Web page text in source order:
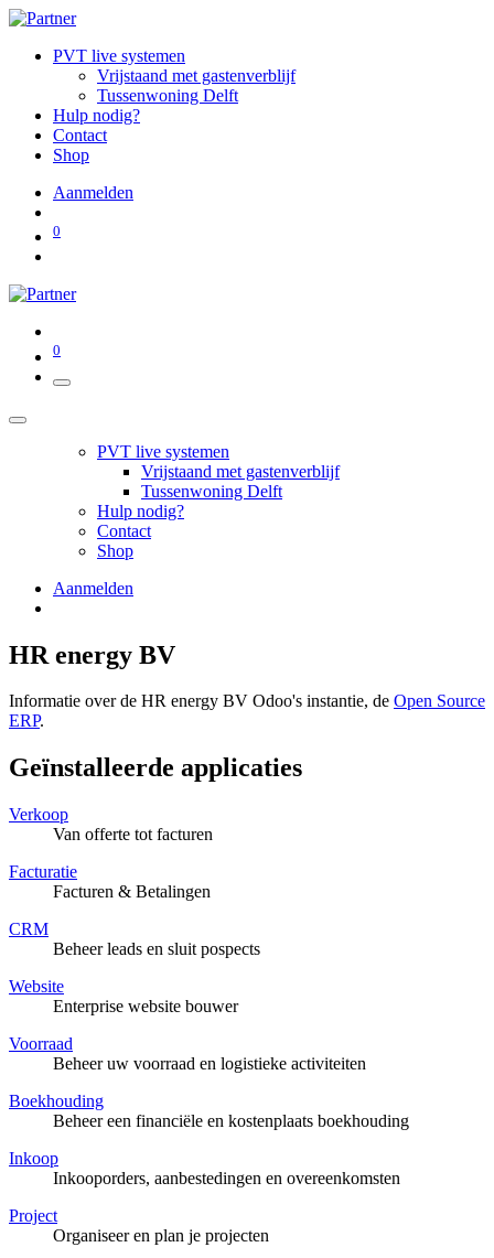
PVT live systemen
Vrijstaand met gastenverblijf
Tussenwoning Delft
Hulp nodig?
Contact
Shop
Aanmelden
0
0
PVT live systemen
Vrijstaand met gastenverblijf
Tussenwoning Delft
Hulp nodig?
Contact
Shop
Aanmelden
HR energy BV
Informatie over de HR energy BV Odoo's instantie, de Open Source
ERP.
Geïnstalleerde applicaties
Verkoop
Van offerte tot facturen
Facturatie
Facturen & Betalingen
CRM
Beheer leads en sluit pospects
Website
Enterprise website bouwer
Voorraad
Beheer uw voorraad en logistieke activiteiten
Boekhouding
Beheer een financiële en kostenplaats boekhouding
Inkoop
Inkooporders, aanbestedingen en overeenkomsten
Project
Organiseer en plan je projecten